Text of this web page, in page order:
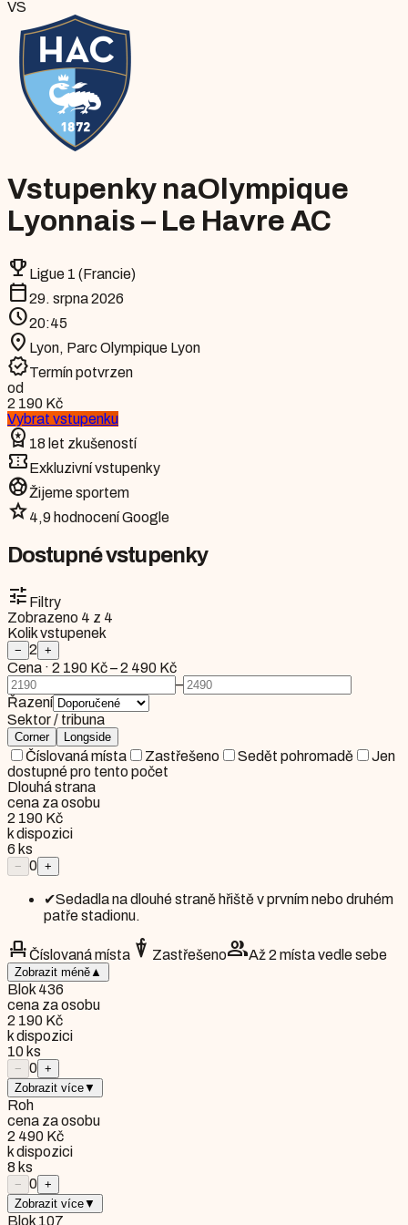
VS
Vstupenky naOlympique
Lyonnais – Le Havre AC
emoji_events Ligue 1 (Francie)
calendar_today29. srpna 2026
schedule20:45
location_on Lyon, Parc Olympique Lyon
verifiedTermín potvrzen
od
2 190 Kč
Vybrat vstupenku
workspace_premium 18 let zkušeností
confirmation_numberExkluzivní vstupenky
sports_soccerŽijeme sportem
star4,9 hodnocení Google
Dostupné vstupenky
tune Filtry
Zobrazeno 4 z 4
Kolik vstupenek
− 2 +
Cena · 2 190 Kč–2 490 Kč
–
Řazení
Sektor / tribuna
Corner Longside
Číslovaná místa Zastřešeno Sedět pohromadě
Jen
dostupné pro tento počet
Dlouhá strana
cena za osobu
2 190 Kč
k dispozici
6 ks
− 0 +
✔Sedadla na dlouhé straně hřiště v prvním nebo druhém
patře stadionu.
event_seatČíslovaná místa umbrella ZastřešenogroupAž 2 místa vedle sebe
Zobrazit méně ▲
Blok 436
cena za osobu
2 190 Kč
k dispozici
10 ks
− 0 +
Zobrazit více▼
Roh
cena za osobu
2 490 Kč
k dispozici
8 ks
− 0 +
Zobrazit více▼
Blok 107